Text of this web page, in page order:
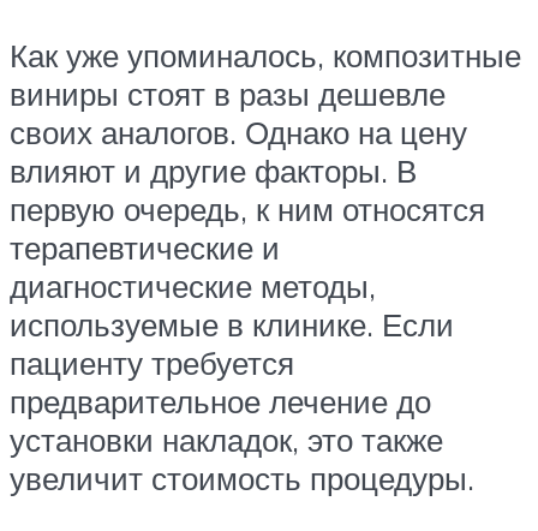
Как уже упоминалось, композитные
виниры стоят в разы дешевле
своих аналогов. Однако на цену
влияют и другие факторы. В
первую очередь, к ним относятся
терапевтические и
диагностические методы,
используемые в клинике. Если
пациенту требуется
предварительное лечение до
установки накладок, это также
увеличит стоимость процедуры.